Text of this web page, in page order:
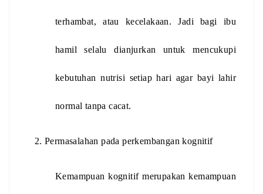
terhambat, atau kecelakaan. Jadi bagi ibu
hamil selalu dianjurkan untuk mencukupi
kebutuhan nutrisi setiap hari agar bayi lahir
normal tanpa cacat.
Permasalahan pada perkembangan kognitif
Kemampuan kognitif merupakan kemampuan